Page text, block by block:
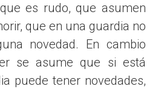
es rudo, que asumen
que en una guardia no
novedad. En cambio
se asume que si está
puede tener novedades,